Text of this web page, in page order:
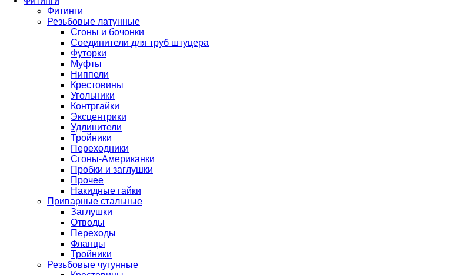
Фитинги
Резьбовые латунные
Сгоны и бочонки
Соединители для труб штуцера
Футорки
Муфты
Ниппели
Крестовины
Угольники
Контргайки
Эксцентрики
Удлинители
Тройники
Переходники
Сгоны-Американки
Пробки и заглушки
Прочее
Накидные гайки
Приварные стальные
Заглушки
Отводы
Переходы
Фланцы
Тройники
Резьбовые чугунные